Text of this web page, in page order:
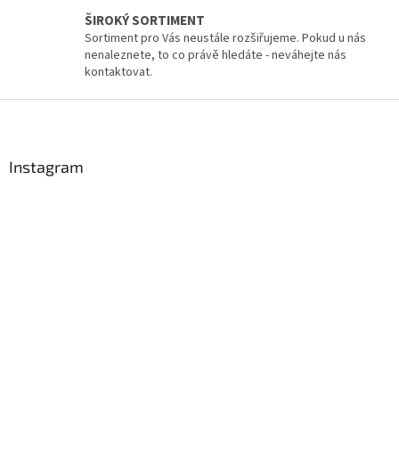
i
s
u
ŠIROKÝ SORTIMENT
Sortiment pro Vás neustále rozšiřujeme. Pokud u nás
nenaleznete, to co právě hledáte - neváhejte nás
kontaktovat.
Instagram